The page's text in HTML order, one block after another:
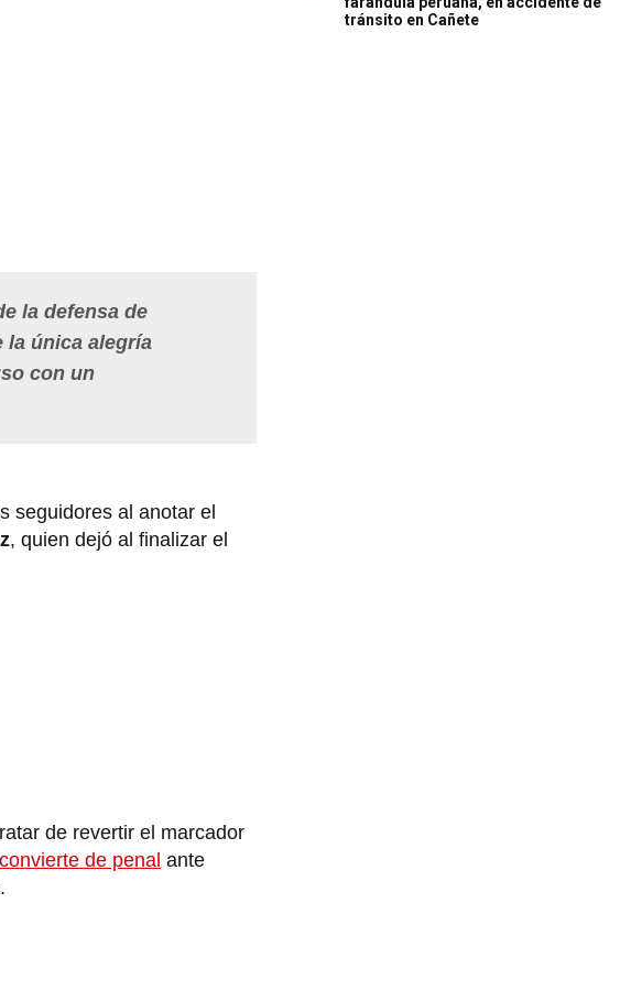
la defensa de
la única alegría
con un
seguidores al anotar el
, quien dejó al finalizar el
de revertir el marcador
convierte de penal ante
tránsito en Cañete